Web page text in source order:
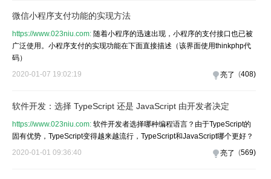
微信小程序支付功能的实现方法
https://www.023niu.com: 随着小程序的迅速出现，小程序的支付接口也已被
广泛使用。小程序支付的实现功能在下面直接描述（该界面使用thinkphp代
码）
2020-01-07 19:02:19
)
408
(
亮了
软件开发：选择 TypeScript 还是 JavaScript 由开发者决定
https://www.023niu.com: 软件开发者选择哪种编程语言？由于TypeScript的
固有优势，TypeScript变得越来越流行，TypeScript和JavaScript哪个更好？
2020-01-01 09:36:40
)
569
(
亮了